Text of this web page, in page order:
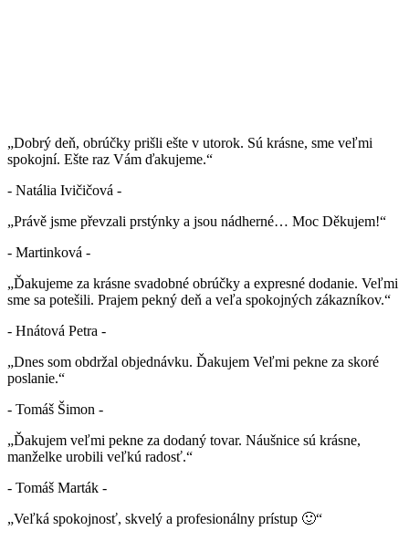
„Dobrý deň, obrúčky prišli ešte v utorok. Sú krásne, sme veľmi
spokojní. Ešte raz Vám ďakujeme.“
- Natália Ivičičová -
„Právě jsme převzali prstýnky a jsou nádherné… Moc Děkujem!“
- Martinková -
„Ďakujeme za krásne svadobné obrúčky a expresné dodanie. Veľmi
sme sa potešili. Prajem pekný deň a veľa spokojných zákazníkov.“
- Hnátová Petra -
„Dnes som obdržal objednávku. Ďakujem Veľmi pekne za skoré
poslanie.“
- Tomáš Šimon -
„Ďakujem veľmi pekne za dodaný tovar. Náušnice sú krásne,
manželke urobili veľkú radosť.“
- Tomáš Marták -
„Veľká spokojnosť, skvelý a profesionálny prístup 🙂“